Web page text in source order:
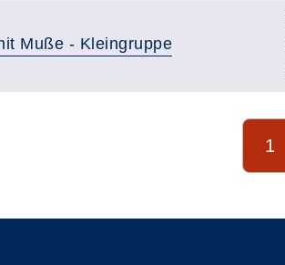
Muße - Kleingruppe
1